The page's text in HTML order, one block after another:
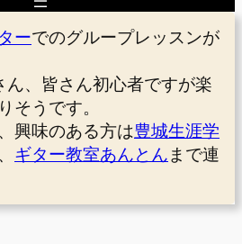
ーでのグループレッスンが
ん、皆さん初心者ですが楽
そうです。
興味のある方は豊城生涯学
ギター教室あんとん まで連